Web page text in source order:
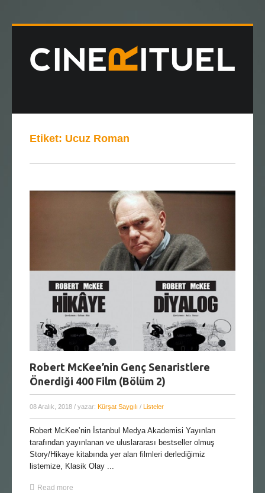
Etiket: Ucuz Roman
Robert McKee’nin Genç Senaristlere
Önerdiği 400 Film (Bölüm 2)
08 Aralık, 2018 / yazar: Kürşat Saygılı / Listeler
Robert McKee’nin İstanbul Medya Akademisi Yayınları
tarafından yayınlanan ve uluslararası bestseller olmuş
Story/Hikaye kitabında yer alan filmleri derlediğimiz
listemize, Klasik Olay ...
Read more